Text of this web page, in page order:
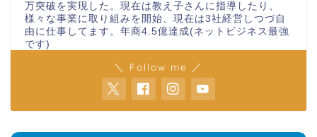
万突破を実現した。現在は教え子さんに指導したり、
様々な事業に取り組みを開始、現在は3社経営しつづ自
由に仕事してます。年商4.5億達成(ネットビジネス最強
です)
＼ Follow me ／